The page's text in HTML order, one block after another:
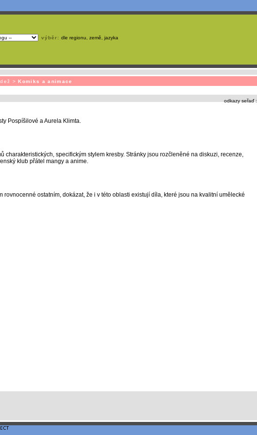
výběr: dle regionu, země, jazyka
>Komiks a animace
odkazy seřaď :
Pospíšilové a Aurela Klimta.
specifickým stylem kresby. Stránky jsou rozčleněné na diskuzi, recenze,
klub přátel mangy a anime.
ostatním, dokázat, že i v této oblasti existují díla, které jsou na kvalitní umělecké